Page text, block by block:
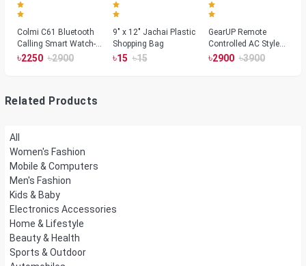
Colmi C61 Bluetooth
Calling Smart Watch-
Silver Color
৳2250 ৳2900
9" x 12" Jachai Plastic
Shopping Bag
৳15 ৳15
GearUP Remote
Controlled AC Style
Room Heater 1800
৳2900 ৳3900
Related Products
All
Women's Fashion
Mobile & Computers
Men's Fashion
Kids & Baby
Electronics Accessories
Home & Lifestyle
Beauty & Health
Sports & Outdoor